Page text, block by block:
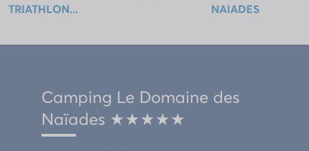
TRIATHLON...
NAIADES
Camping Le Domaine des
Naïades ★★★★★